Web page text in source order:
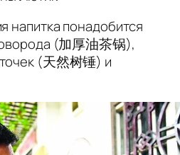
напитка понадобится
(加厚油茶锅),
(天然树锤) и